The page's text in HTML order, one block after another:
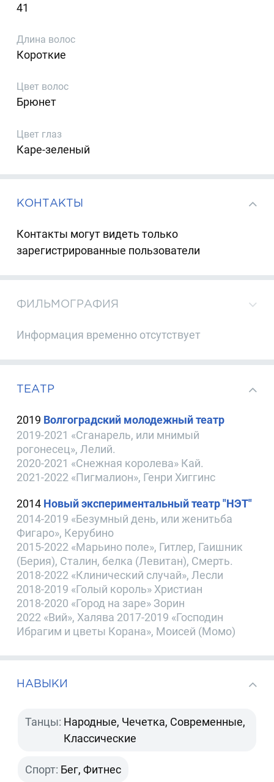
41
Длина волос
Короткие
Цвет волос
Брюнет
Цвет глаз
Каре-зеленый
КОНТАКТЫ
Контакты могут видеть только
зарегистрированные пользователи
ФИЛЬМОГРАФИЯ
Информация временно отсутствует
ТЕАТР
2019 Волгоградский молодежный театр
2019-2021 «Сганарель, или мнимый
рогонесец», Лелий.
2020-2021 «Снежная королева» Кай.
2021-2022 «Пигмалион», Генри Хиггинс
2014 Новый экспериментальный театр "НЭТ"
2014-2019 «Безумный день, или женитьба
Фигаро», Керубино
2015-2022 «Марьино поле», Гитлер, Гаишник
(Берия), Сталин, белка (Левитан), Смерть.
2018-2022 «Клинический случай», Лесли
2018-2019 «Голый король» Христиан
2018-2020 «Город на заре» Зорин
2022 «Вий», Халява 2017-2019 «Господин
Ибрагим и цветы Корана», Моисей (Момо)
НАВЫКИ
Танцы: Народные, Чечетка, Современные,
Классические
Спорт: Бег, Фитнес